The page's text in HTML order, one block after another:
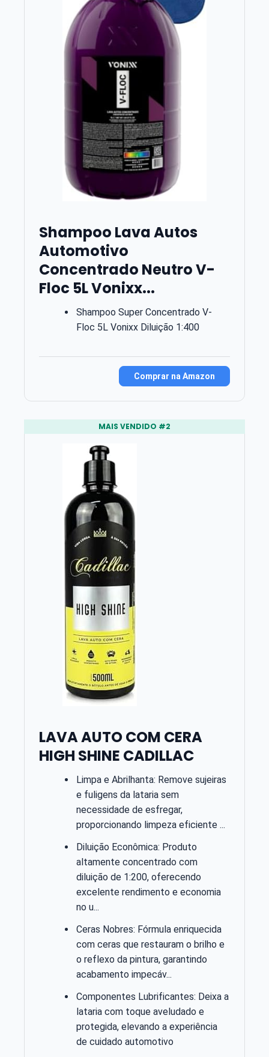
Shampoo Lava Autos
Automotivo
Concentrado Neutro V-
Floc 5L Vonixx...
Shampoo Super Concentrado V-
Floc 5L Vonixx Diluição 1:400
Comprar na Amazon
MAIS VENDIDO #2
LAVA AUTO COM CERA
HIGH SHINE CADILLAC
Limpa e Abrilhanta: Remove sujeiras
e fuligens da lataria sem
necessidade de esfregar,
proporcionando limpeza eficiente ...
Diluição Econômica: Produto
altamente concentrado com
diluição de 1:200, oferecendo
excelente rendimento e economia
no u...
Ceras Nobres: Fórmula enriquecida
com ceras que restauram o brilho e
o reflexo da pintura, garantindo
acabamento impecáv...
Componentes Lubrificantes: Deixa a
lataria com toque aveludado e
protegida, elevando a experiência
de cuidado automotivo